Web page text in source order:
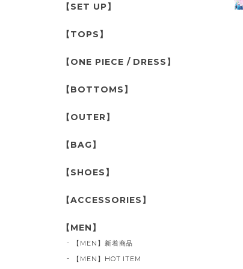
【SET UP】
【TOPS】
【ONE PIECE / DRESS】
【BOTTOMS】
【OUTER】
【BAG】
【SHOES】
【ACCESSORIES】
【MEN】
【MEN】新着商品
【MEN】HOT ITEM